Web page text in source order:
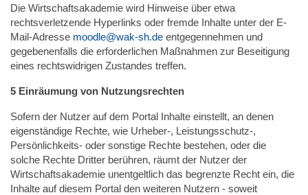
Die Wirtschaftsakademie wird Hinweise über etwa
rechtsverletzende Hyperlinks oder fremde Inhalte unter der E-
Mail-Adresse moodle@wak-sh.de entgegennehmen und
gegebenenfalls die erforderlichen Maßnahmen zur Beseitigung
eines rechtswidrigen Zustandes treffen.
5 Einräumung von Nutzungsrechten
Sofern der Nutzer auf dem Portal Inhalte einstellt, an denen
eigenständige Rechte, wie Urheber-, Leistungsschutz-,
Persönlichkeits- oder sonstige Rechte bestehen, oder die
solche Rechte Dritter berühren, räumt der Nutzer der
Wirtschaftsakademie unentgeltlich das begrenzte Recht ein, die
Inhalte auf diesem Portal den weiteren Nutzern - soweit